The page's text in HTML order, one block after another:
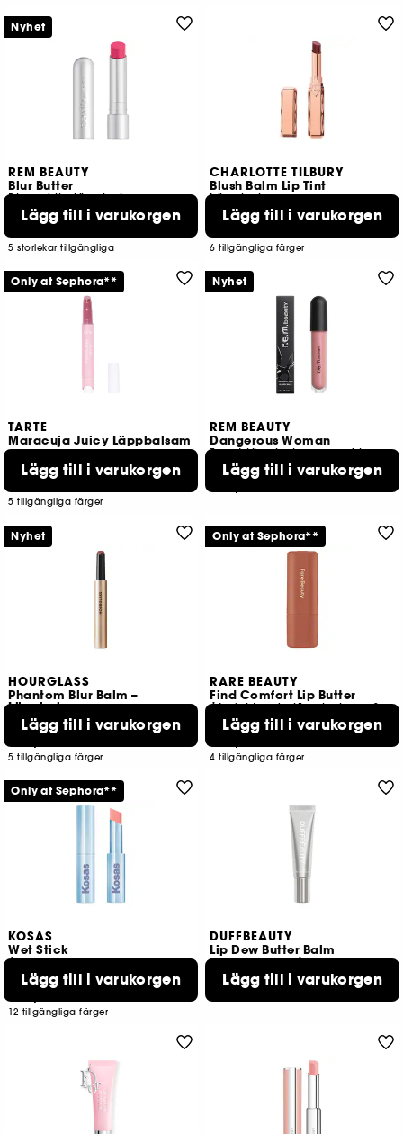
REM BEAUTY
Blur Butter
Blurred lip läppbalsam
181
299,00 KR
5 storlekar tillgängliga
Lägg till i varukorgen
Nyhet
CHARLOTTE TILBURY
Blush Balm Lip Tint
Läppbalsam
454
469,00 KR
6 tillgängliga färger
Lägg till i varukorgen
TARTE
Maracuja Juicy Läppbalsam
1890
5 tillgängliga färger
Lägg till i varukorgen
Only at Sephora**
REM BEAUTY
Dangerous Woman
Tonat läppbalsam med hyaluronsyra
11
249,00 KR
Lägg till i varukorgen
Nyhet
HOURGLASS
Phantom Blur Balm –
Läppbalsam
164
499,00 KR
5 tillgängliga färger
Lägg till i varukorgen
Nyhet
RARE BEAUTY
Find Comfort Lip Butter
Återfuktande läppbalsam & nattmask
683
239,00 KR
4 tillgängliga färger
Lägg till i varukorgen
Only at Sephora**
KOSAS
Wet Stick
Återfuktande läppglans
1259
329,00 KR
12 tillgängliga färger
Lägg till i varukorgen
Only at Sephora**
DUFFBEAUTY
Lip Dew Butter Balm
Närande och Återfuktande Läppbalsam
309,00 KR
Lägg till i varukorgen